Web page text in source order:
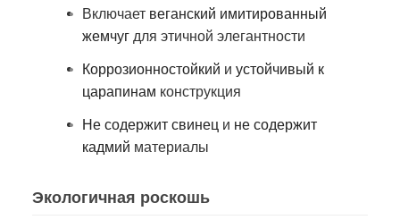
Включает веганский имитированный
жемчуг для этичной элегантности
Коррозионностойкий и устойчивый к
царапинам конструкция
Не содержит свинец и не содержит
кадмий материалы
Экологичная роскошь